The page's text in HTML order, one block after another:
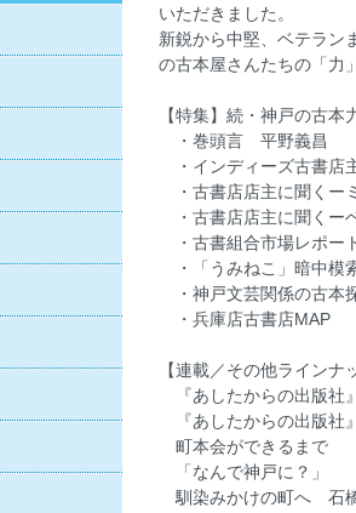
いただきました。
新鋭から中堅、ベテラン
の古本屋さんたちの「力
【特集】続・神戸の古本
・巻頭言 平野義昌
・インディーズ古書店
・古書店店主に聞く
・古書店店主に聞く
・古書組合市場レポー
・「うみねこ」暗中
・神戸文芸関係の古本
・兵庫店古書店MAP
【連載／その他ラインナ
『あしたからの出版
『あしたからの出版社
町本会ができるまで
「なんで神戸に？」 ［
馴染みかけの町へ 石